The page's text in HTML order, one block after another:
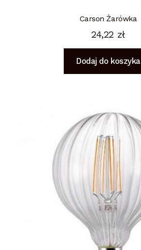
Carson Żarówka
24,22 zł
Dodaj do koszyka